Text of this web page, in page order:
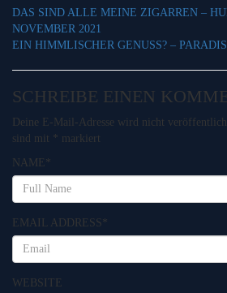
DAS SIND ALLE MEINE ZIGARREN –
NOVEMBER 2021
EIN HIMMLISCHER GENUSS? –
SCHREIBE EINEN
Deine E-Mail-Adresse wird nicht
sind mit * markiert
NAME *
EMAIL ADDRESS*
WEBSITE